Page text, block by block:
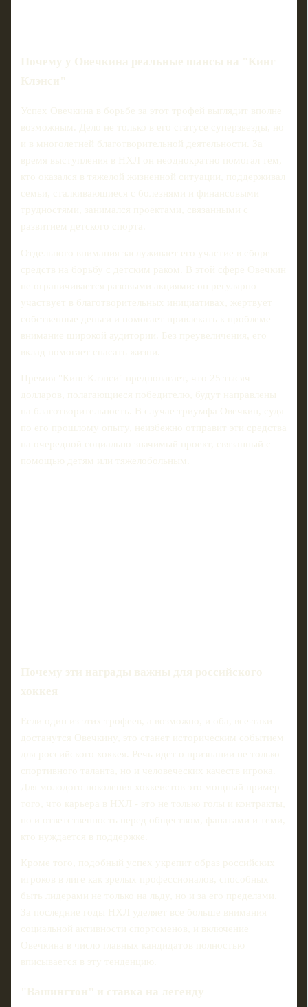
Почему у Овечкина реальные шансы на "Кинг
Клэнси"
Успех Овечкина в борьбе за этот трофей выглядит вполне
возможным. Дело не только в его статусе суперзвезды, но
и в многолетней благотворительной деятельности. За
время выступления в НХЛ он неоднократно помогал тем,
кто оказался в тяжелой жизненной ситуации, поддерживал
семьи, сталкивающиеся с болезнями и финансовыми
трудностями, занимался проектами, связанными с
развитием детского спорта.
Отдельного внимания заслуживает его участие в сборе
средств на борьбу с детским раком. В этой сфере Овечкин
не ограничивается разовыми акциями: он регулярно
участвует в благотворительных инициативах, жертвует
собственные деньги и помогает привлекать к проблеме
внимание широкой аудитории. Без преувеличения, его
вклад помогает спасать жизни.
Премия "Кинг Клэнси" предполагает, что 25 тысяч
долларов, полагающиеся победителю, будут направлены
на благотворительность. В случае триумфа Овечкин, судя
по его прошлому опыту, неизбежно отправит эти средства
на очередной социально значимый проект, связанный с
помощью детям или тяжелобольным.
Почему эти награды важны для российского
хоккея
Если один из этих трофеев, а возможно, и оба, все-таки
достанутся Овечкину, это станет историческим событием
для российского хоккея. Речь идет о признании не только
спортивного таланта, но и человеческих качеств игрока.
Для молодого поколения хоккеистов это мощный пример
того, что карьера в НХЛ - это не только голы и контракты,
но и ответственность перед обществом, фанатами и теми,
кто нуждается в поддержке.
Кроме того, подобный успех укрепит образ российских
игроков в лиге как зрелых профессионалов, способных
быть лидерами не только на льду, но и за его пределами.
За последние годы НХЛ уделяет все больше внимания
социальной активности спортсменов, и включение
Овечкина в число главных кандидатов полностью
вписывается в эту тенденцию.
"Вашингтон" и ставка на легенду